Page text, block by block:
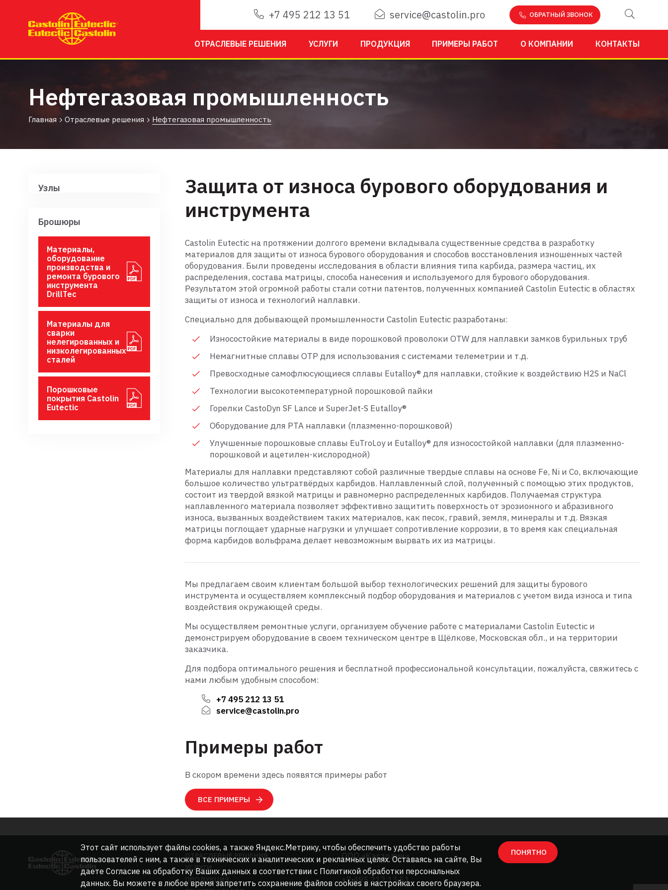
+7 495 212 13 51 service@castolin.pro ОБРАТНЫЙ ЗВОНОК
ОТРАСЛЕВЫЕ РЕШЕНИЯ УСЛУГИ ПРОДУКЦИЯ ПРИМЕРЫ РАБОТ О КОМПАНИИ КОНТАКТЫ
Нефтегазовая промышленность
Главная Отраслевые решения Нефтегазовая промышленность
Защита от износа бурового оборудования и
инструмента
Castolin Eutectic на протяжении долгого времени вкладывала существенные средства в разработку
материалов для защиты от износа бурового оборудования и способов восстановления изношенных частей
оборудования. Были проведены исследования в области влияния типа карбида, размера частиц, их
распределения, состава матрицы, способа нанесения и используемого для бурового оборудования.
Результатом этой огромной работы стали сотни патентов, полученных компанией Castolin Eutectic в областях
защиты от износа и технологий наплавки.
Специально для добывающей промышленности Castolin Eutectic разработаны:
Износостойкие материалы в виде порошковой проволоки OTW для наплавки замков бурильных труб
Немагнитные сплавы OTP для использования с системами телеметрии и т.д.
Превосходные самофлюсующиеся сплавы Eutalloy® для наплавки, стойкие к воздействию H2S и NaCl
Технологии высокотемпературной порошковой пайки
Горелки CastoDyn SF Lance и SuperJet-S Eutalloy®
Оборудование для PTA наплавки (плазменно-порошковой)
Улучшенные порошковые сплавы EuTroLoy и Eutalloy® для износостойкой наплавки (для плазменно-
порошковой и ацетилен-кислородной)
Материалы для наплавки представляют собой различные твердые сплавы на основе Fe, Ni и Co, включающие
большое количество ультратвёрдых карбидов. Наплавленный слой, полученный с помощью этих продуктов,
состоит из твердой вязкой матрицы и равномерно распределенных карбидов. Получаемая структура
наплавленного материала позволяет эффективно защитить поверхность от эрозионного и абразивного
износа, вызванных воздействием таких материалов, как песок, гравий, земля, минералы и т.д. Вязкая
матрицы поглощает ударные нагрузки и улучшает сопротивление коррозии, в то время как специальная
форма карбидов вольфрама делает невозможным вырвать их из матрицы.
Мы предлагаем своим клиентам большой выбор технологических решений для защиты бурового
инструмента и осуществляем комплексный подбор оборудования и материалов с учетом вида износа и типа
воздействия окружающей среды.
Мы осуществляем ремонтные услуги, организуем обучение работе с материалами Castolin Eutectic и
демонстрируем оборудование в своем техническом центре в Щёлкове, Московская обл., и на территории
заказчика.
Для подбора оптимального решения и бесплатной профессиональной консультации, пожалуйста, свяжитесь с
нами любым удобным способом:
+7 495 212 13 51
service@castolin.pro
Примеры работ
В скором времени здесь появятся примеры работ
ВСЕ ПРИМЕРЫ
Узлы
Брошюры
Материалы,
оборудование
производства и
ремонта бурового
инструмента
DrillTec
Материалы для
сварки
нелегированных и
низколегированных
сталей
Порошковые
покрытия Castolin
Eutectic
ОТРАСЛЕВЫЕ РЕШЕНИЯ
УСЛУГИ
ПРОДУКЦИЯ
ООО «Кастолин»
Телефон
+7 495 212 13 51
КАРТА САЙТА
Этот сайт использует файлы cookies, а также Яндекс.Метрику, чтобы обеспечить удобство работы
пользователей с ним, а также в технических и аналитических и рекламных целях. Оставаясь на сайте, Вы
даете Согласие на обработку Ваших данных в соответствии с Политикой обработки персональных
данных. Вы можете в любое время запретить сохранение файлов cookies в настройках своего браузера.
ПОНЯТНО